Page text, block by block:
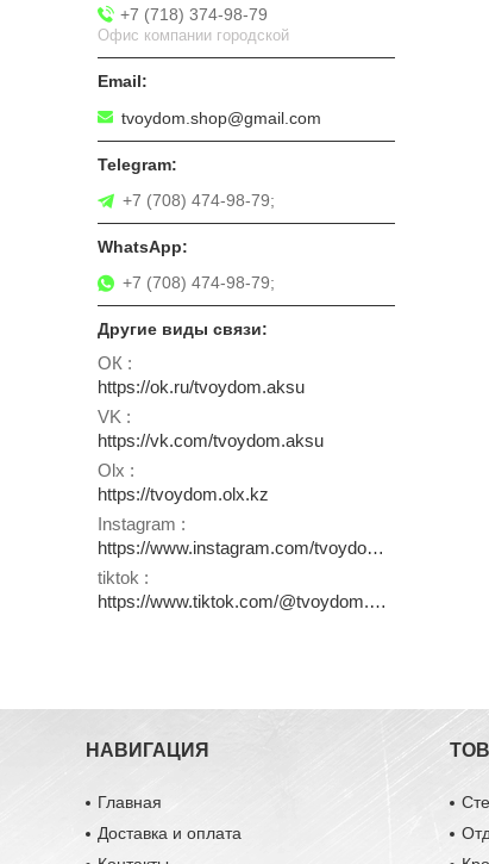
+7 (718) 374-98-79
Офис компании городской
tvoydom.shop@gmail.com
+7 (708) 474-98-79;
+7 (708) 474-98-79;
ОК
https://ok.ru/tvoydom.aksu
VK
https://vk.com/tvoydom.aksu
Olx
https://tvoydom.olx.kz
Instagram
https://www.instagram.com/tvoydom.aksu
tiktok
https://www.tiktok.com/@tvoydom.aksu
НАВИГАЦИЯ
Главная
Доставка и оплата